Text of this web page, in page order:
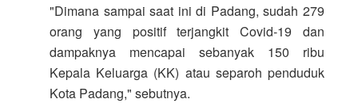
"Dimana sampai saat ini di Padang, sudah 279
orang yang positif terjangkit Covid-19 dan
dampaknya mencapai sebanyak 150 ribu
Kepala Keluarga (KK) atau separoh penduduk
Kota Padang," sebutnya.